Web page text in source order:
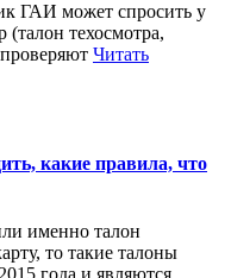
ГАИ может спросить у
техосмотра,
Читать
какие правила, что
именно талон
то такие талоны
года и являются